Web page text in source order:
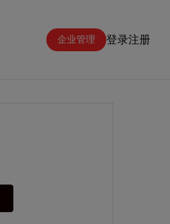
企业管理 登录注册